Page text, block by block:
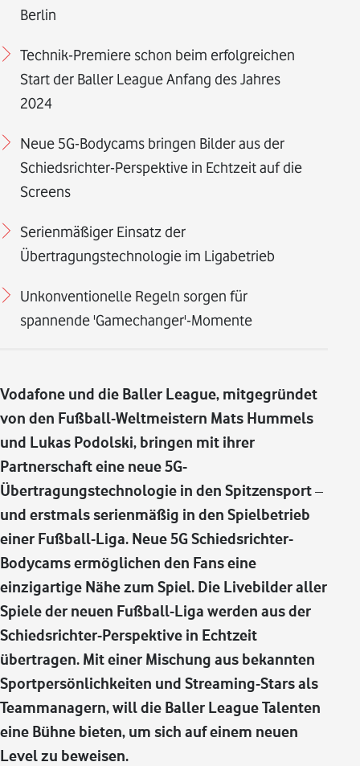
Berlin
Technik-Premiere schon beim erfolgreichen
Start der Baller League Anfang des Jahres
2024
Neue 5G-Bodycams bringen Bilder aus der
Schiedsrichter-Perspektive in Echtzeit auf die
Screens
Serienmäßiger Einsatz der
Übertragungstechnologie im Ligabetrieb
Unkonventionelle Regeln sorgen für
spannende 'Gamechanger'-Momente
Vodafone und die Baller League, mitgegründet
von den Fußball-Weltmeistern Mats Hummels
und Lukas Podolski, bringen mit ihrer
Partnerschaft eine neue 5G-
Übertragungstechnologie in den Spitzensport –
und erstmals serienmäßig in den Spielbetrieb
einer Fußball-Liga. Neue 5G Schiedsrichter-
Bodycams ermöglichen den Fans eine
einzigartige Nähe zum Spiel. Die Livebilder aller
Spiele der neuen Fußball-Liga werden aus der
Schiedsrichter-Perspektive in Echtzeit
übertragen. Mit einer Mischung aus bekannten
Sportpersönlichkeiten und Streaming-Stars als
Teammanagern, will die Baller League Talenten
eine Bühne bieten, um sich auf einem neuen
Level zu beweisen.